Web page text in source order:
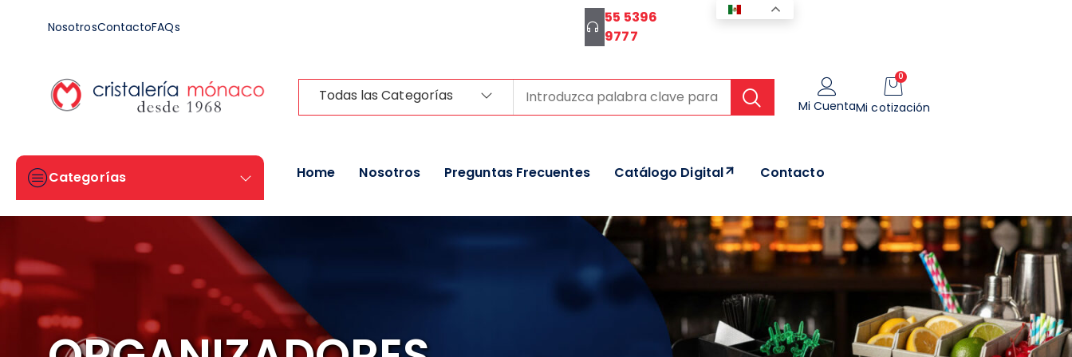
NosotrosContactoFAQs
55 5396
9777
Todas las Categorías
Mi Cuenta
0
Mi cotización
Categorías Home Nosotros Preguntas Frecuentes Catálogo Digital Contacto